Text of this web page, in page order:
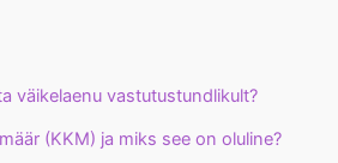
väikelaenu vastutustundlikult?
(KKM) ja miks see on oluline?